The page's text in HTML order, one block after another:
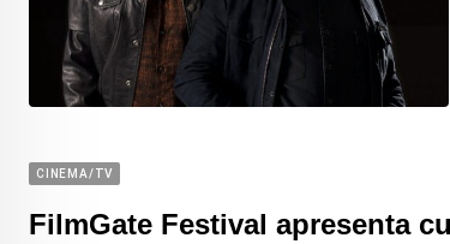
CINEMA/TV
FilmGate Festival apresenta